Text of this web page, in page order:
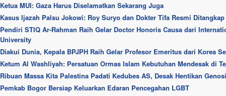
Ketua MUI: Gaza Harus Diselamatkan Sekarang Juga
Kasus Ijazah Palsu Jokowi: Roy Suryo dan Dokter Tifa Resmi
Pendiri STIQ Ar-Rahman Raih Gelar Doctor Honoris Causa dari
University
Diakui Dunia, Kepala BPJPH Raih Gelar Profesor Emeritus dari Korea
Ketum Al Washliyah: Persatuan Ormas Islam Kebutuhan Mendesak di
Ribuan Massa Kita Palestina Padati Kedubes AS, Desak Hentikan
Pemkab Bogor Bersiap Keluarkan Edaran Pencegahan LGBT